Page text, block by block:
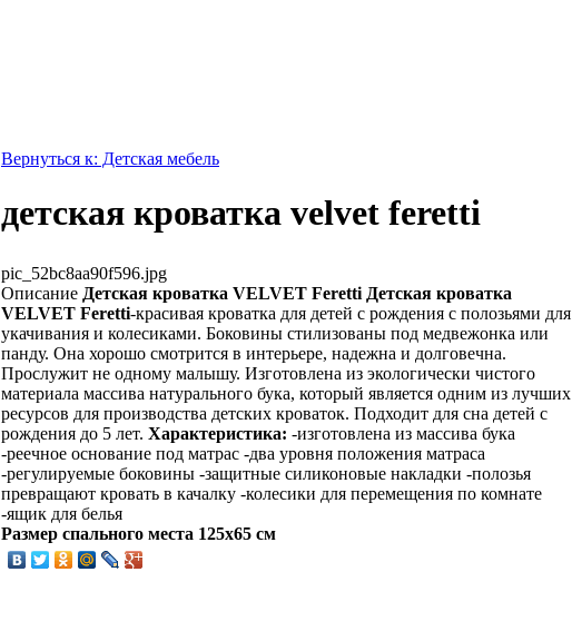
Вернуться к: Детская мебель
детская кроватка velvet feretti
pic_52bc8aa90f596.jpg
Описание Детская кроватка VELVET Feretti Детская кроватка
VELVET Feretti-красивая кроватка для детей с рождения с полозьями для
укачивания и колесиками. Боковины стилизованы под медвежонка или
панду. Она хорошо смотрится в интерьере, надежна и долговечна.
Прослужит не одному малышу. Изготовлена из экологически чистого
материала массива натурального бука, который является одним из лучших
ресурсов для производства детских кроваток. Подходит для сна детей с
рождения до 5 лет. Характеристика: -изготовлена из массива бука
-реечное основание под матрас -два уровня положения матраса
-регулируемые боковины -защитные силиконовые накладки -полозья
превращают кровать в качалку -колесики для перемещения по комнате
-ящик для белья
Размер спального места 125х65 см